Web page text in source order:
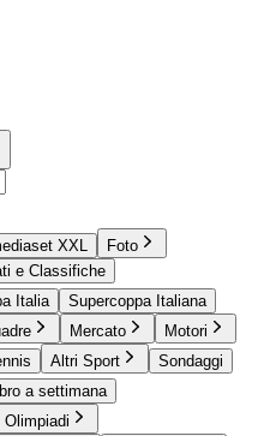
XXL
Foto
e Classifiche
Italia
Supercoppa Italiana
Mercato
Motori
Altri Sport
Sondaggi
a settimana